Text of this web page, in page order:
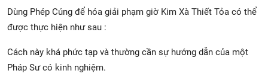
Dùng Phép Cúng để hóa giải phạm giờ Kim Xà Thiết Tỏa có thể
được thực hiện như sau :
Cách này khá phức tạp và thường cần sự hướng dẫn của một
Pháp Sư có kinh nghiệm.